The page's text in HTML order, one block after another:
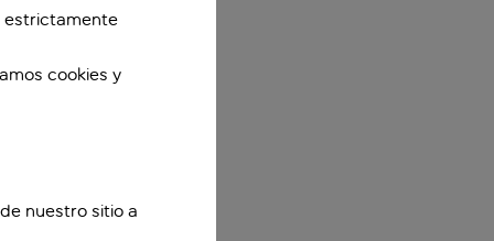
estrictamente
cookies y
nuestro sitio a